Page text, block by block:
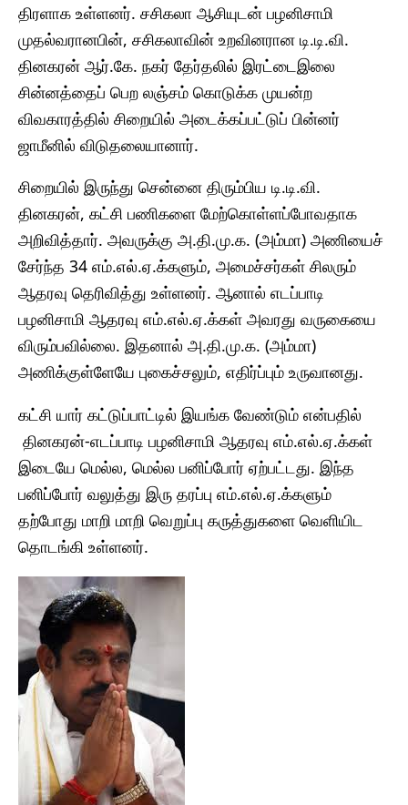
திரளாக உள்ளனர். சசிகலா ஆசியுடன் பழனிசாமி
முதல்வரானபின், சசிகலாவின் உறவினரான டி.டி.வி.
தினகரன் ஆர்.கே. நகர் தேர்தலில் இரட்டைஇலை
சின்னத்தைப் பெற லஞ்சம் கொடுக்க முயன்ற
விவகாரத்தில் சிறையில் அடைக்கப்பட்டுப் பின்னர்
ஜாமீனில் விடுதலையானார்.
சிறையில் இருந்து சென்னை திரும்பிய டி.டி.வி.
தினகரன், கட்சி பணிகளை மேற்கொள்ளப்போவதாக
அறிவித்தார். அவருக்கு அ.தி.மு.க. (அம்மா) அணியைச்
சேர்ந்த 34 எம்.எல்.ஏ.க்களும், அமைச்சர்கள் சிலரும்
ஆதரவு தெரிவித்து உள்ளனர். ஆனால் எடப்பாடி
பழனிசாமி ஆதரவு எம்.எல்.ஏ.க்கள் அவரது வருகையை
விரும்பவில்லை. இதனால் அ.தி.மு.க. (அம்மா)
அணிக்குள்ளேயே புகைச்சலும், எதிர்ப்பும் உருவானது.
கட்சி யார் கட்டுப்பாட்டில் இயங்க வேண்டும் என்பதில்
தினகரன்-எடப்பாடி பழனிசாமி ஆதரவு எம்.எல்.ஏ.க்கள்
இடையே மெல்ல, மெல்ல பனிப்போர் ஏற்பட்டது. இந்த
பனிப்போர் வலுத்து இரு தரப்பு எம்.எல்.ஏ.க்களும்
தற்போது மாறி மாறி வெறுப்பு கருத்துகளை வெளியிட
தொடங்கி உள்ளனர்.